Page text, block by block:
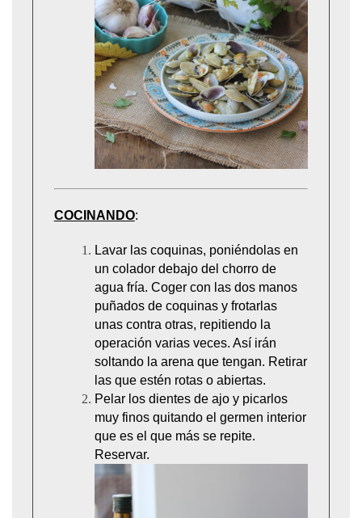
COCINANDO:
Lavar las coquinas, poniéndolas en
un colador debajo del chorro de
agua fría. Coger con las dos manos
puñados de coquinas y frotarlas
unas contra otras, repitiendo la
operación varias veces. Así irán
soltando la arena que tengan. Retirar
las que estén rotas o abiertas.
Pelar los dientes de ajo y picarlos
muy finos quitando el germen interior
que es el que más se repite.
Reservar.